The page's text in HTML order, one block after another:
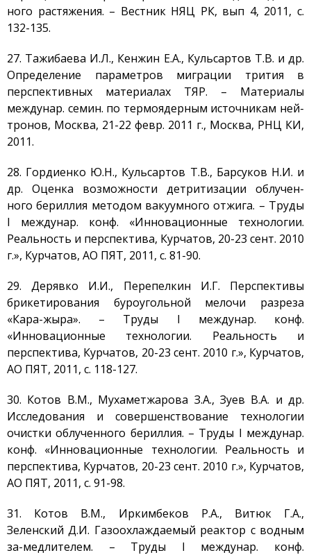
ного растяжения. – Вестник НЯЦ РК, вып 4, 2011, с.
132-135.
27. Тажибаева И.Л., Кенжин Е.А., Кульсартов Т.В. и др.
Определение параметров миграции трития в
перспективных материалах ТЯР. – Материалы
междунар. семин. по термоядерным источникам ней-
тронов, Москва, 21-22 февр. 2011 г., Москва, РНЦ КИ,
2011.
28. Гордиенко Ю.Н., Кульсартов Т.В., Барсуков Н.И. и
др. Оценка возможности детритизации облучен-
ного бериллия методом вакуумного отжига. – Труды
I междунар. конф. «Инновационные технологии.
Реальность и перспектива, Курчатов, 20-23 сент. 2010
г.», Курчатов, АO ПЯТ, 2011, с. 81-90.
29. Дерявко И.И., Перепелкин И.Г. Перспективы
брикетирования буроугольной мелочи разреза
«Кара-жыра». – Труды I междунар. конф.
«Инновационные технологии. Реальность и
перспектива, Курчатов, 20-23 сент. 2010 г.», Курчатов,
АO ПЯТ, 2011, с. 118-127.
30. Котов В.М., Мухаметжарова З.А., Зуев В.А. и др.
Исследования и совершенствование технологии
очистки облученного бериллия. – Труды I междунар.
конф. «Инновационные технологии. Реальность и
перспектива, Курчатов, 20-23 сент. 2010 г.», Курчатов,
АO ПЯТ, 2011, с. 91-98.
31. Котов В.М., Иркимбеков Р.А., Витюк Г.А.,
Зеленский Д.И. Газоохлаждаемый реактор с водным
за-медлителем. – Труды I междунар. конф.